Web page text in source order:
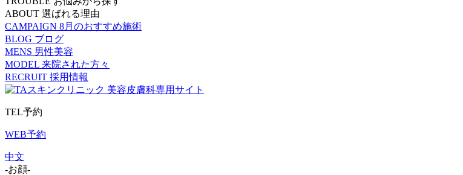
ABOUT 選ばれる理由
CAMPAIGN 8月のおすすめ施術
BLOG ブログ
MENS 男性美容
MODEL 来院された方々
RECRUIT 採用情報
TEL予約
WEB予約
中文
-お顔-